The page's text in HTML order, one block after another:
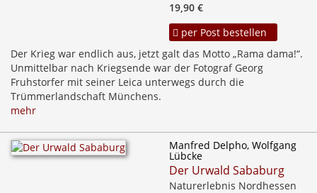
19,90 €
per Post bestellen
Der Krieg war endlich aus, jetzt galt das Motto „Rama dama!“.
Unmittelbar nach Kriegsende war der Fotograf Georg
Fruhstorfer mit seiner Leica unterwegs durch die
Trümmerlandschaft Münchens.
mehr
Manfred Delpho, Wolfgang
Lübcke
Der Urwald Sababurg
Naturerlebnis Nordhessen